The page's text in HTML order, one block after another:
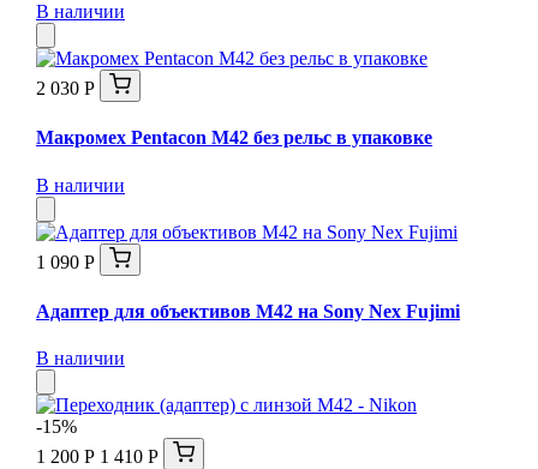
В наличии
2 030 Р
Макромех Pentaсon M42 без рельс в упаковке
В наличии
1 090 Р
Адаптер для объективов M42 на Sony Nex Fujimi
В наличии
-15%
1 200 Р 1 410 Р